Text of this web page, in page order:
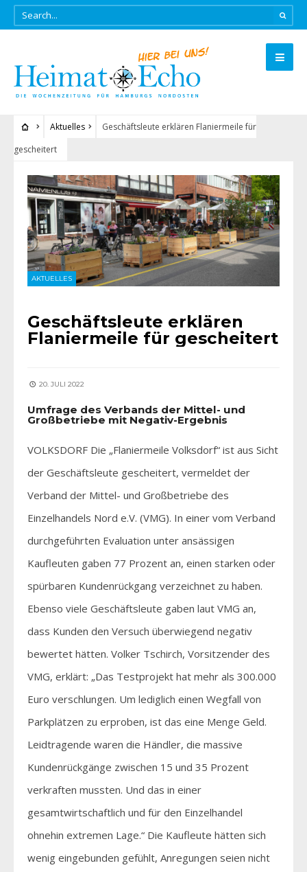
Aktuelles
Geschäftsleute erklären Flaniermeile für
gescheitert
AKTUELLES
Geschäftsleute erklären
Flaniermeile für gescheitert
20. JULI 2022
Umfrage des Verbands der Mittel- und
Großbetriebe mit Negativ-Ergebnis
VOLKSDORF Die „Flaniermeile Volksdorf“ ist aus Sicht
der Geschäftsleute gescheitert, vermeldet der
Verband der Mittel- und Großbetriebe des
Einzelhandels Nord e.V. (VMG). In einer vom Verband
durchgeführten Evaluation unter ansässigen
Kaufleuten gaben 77 Prozent an, einen starken oder
spürbaren Kundenrückgang verzeichnet zu haben.
Ebenso viele Geschäftsleute gaben laut VMG an,
dass Kunden den Versuch überwiegend negativ
bewertet hätten. Volker Tschirch, Vorsitzender des
VMG, erklärt: „Das Testprojekt hat mehr als 300.000
Euro verschlungen. Um lediglich einen Wegfall von
Parkplätzen zu erproben, ist das eine Menge Geld.
Leidtragende waren die Händler, die massive
Kundenrückgänge zwischen 15 und 35 Prozent
verkraften mussten. Und das in einer
gesamtwirtschaftlich und für den Einzelhandel
ohnehin extremen Lage.“ Die Kaufleute hätten sich
wenig eingebunden gefühlt, Anregungen seien nicht